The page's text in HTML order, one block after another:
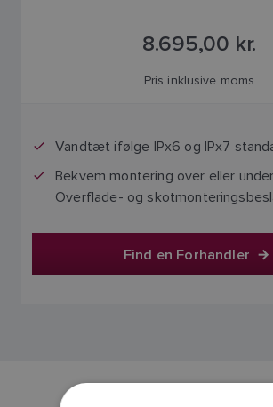
8.695,00 kr.
Pris inklusive moms
Vandtæt ifølge IPx6 og IPx7
Bekvem montering over eller
Overflade- og
Find en Forhandler